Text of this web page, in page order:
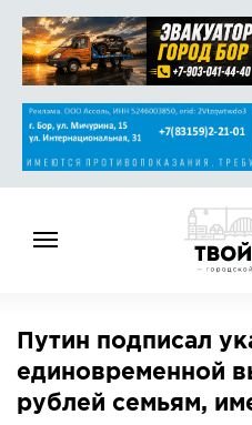
НОВОСТИ
СПРАВОЧНИК
ОБЪЯВЛЕНИЯ
Путин подписал
единовременной
рублей семьям,